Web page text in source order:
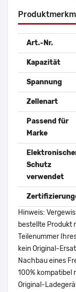
Art.-Nr.
Kapazität
Spannung
Zellenart
Passend für
Marke
Schutz
verwendet
Hinweis:
bestellte Produkt
Teilenummer
kein Original-
Nachbau eines
100% kompatibel
Original-